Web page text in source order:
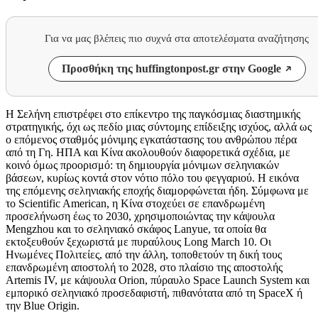
Για να μας βλέπεις πιο συχνά στα αποτελέσματα αναζήτησης
Προσθήκη της huffingtonpost.gr στην Google
Η Σελήνη επιστρέφει στο επίκεντρο της παγκόσμιας διαστημικής
στρατηγικής, όχι ως πεδίο μιας σύντομης επίδειξης ισχύος, αλλά ως
ο επόμενος σταθμός μόνιμης εγκατάστασης του ανθρώπου πέρα
από τη Γη. ΗΠΑ και Κίνα ακολουθούν διαφορετικά σχέδια, με
κοινό όμως προορισμό: τη δημιουργία μόνιμων σεληνιακών
βάσεων, κυρίως κοντά στον νότιο πόλο του φεγγαριού. Η εικόνα
της επόμενης σεληνιακής εποχής διαμορφώνεται ήδη. Σύμφωνα με
το Scientific American, η Κίνα στοχεύει σε επανδρωμένη
προσελήνωση έως το 2030, χρησιμοποιώντας την κάψουλα
Mengzhou και το σεληνιακό σκάφος Lanyue, τα οποία θα
εκτοξευθούν ξεχωριστά με πυραύλους Long March 10. Οι
Ηνωμένες Πολιτείες, από την άλλη, τοποθετούν τη δική τους
επανδρωμένη αποστολή το 2028, στο πλαίσιο της αποστολής
Artemis IV, με κάψουλα Orion, πύραυλο Space Launch System και
εμπορικό σεληνιακό προσεδαφιστή, πιθανότατα από τη SpaceX ή
την Blue Origin.